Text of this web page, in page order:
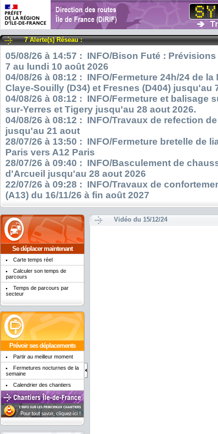
7 Alerte(s) Réseau :
05/08/26 à 14:57 : INFO/Bison Futé :
7 au lundi 10 août 2026
04/08/26 à 08:12 : INFO/Fermeture 24h/24 de
Claye-Souilly (D34) et Fresnes (D404) jusqu'au
04/08/26 à 08:12 : INFO/Fermeture et balisage
sur-Yerres et Tigery jusqu'au 28 aout 2026.
04/08/26 à 08:12 : INFO/Travaux de refection
jusqu'au 21 aout
28/07/26 à 13:50 : INFO/Fermeture bretelle de
Paris vers A12 Paris
28/07/26 à 09:40 : INFO/Basculement de
d'Arcueil jusqu'au 28 aout 2026
22/07/26 à 09:28 : INFO/Travaux de
(A13) du 16/11/26 à fin août 2027
Se déplacer maintenant
Carte temps réel
Calculer son temps de
parcours
Temps de parcours par
secteur
Prévoir ses déplacements
Partir au meilleur moment
Fermetures nocturnes de la
semaine
Calendrier des chantiers
Vidéo du 15/12/24